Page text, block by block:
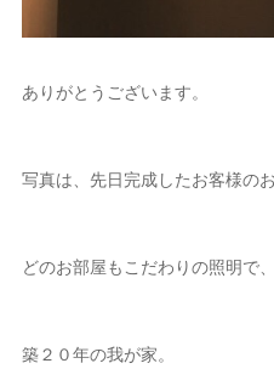
ありがとうございます。
写真は、先日完成したお客様の
どのお部屋もこだわりの照明で
築２０年の我が家。